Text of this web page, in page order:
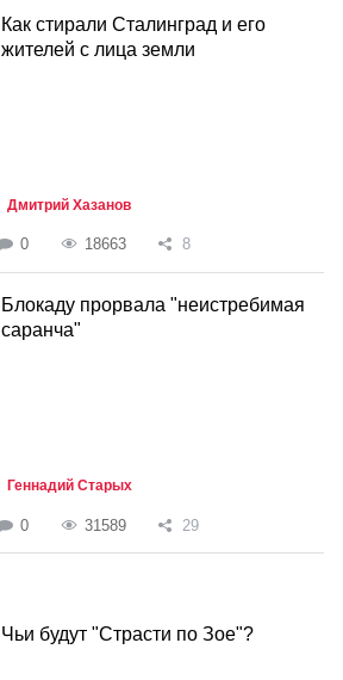
Как стирали Сталинград и его
жителей с лица земли
Дмитрий Хазанов
0 18663 8
Блокаду прорвала "неистребимая
саранча"
Геннадий Старых
0 31589 29
Чьи будут "Страсти по Зое"?